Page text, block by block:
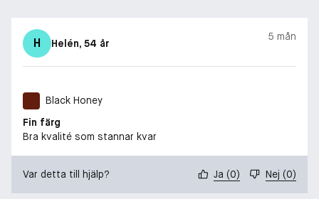
H Helén, 54 år
5 mån
Black Honey
Fin färg
Bra kvalité som stannar kvar
Var detta till hjälp? Ja (0) Nej (0)